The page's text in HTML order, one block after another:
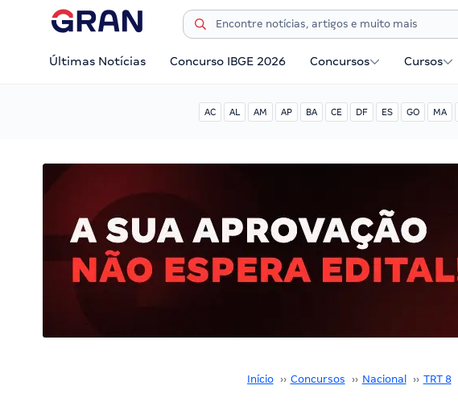
Últimas Notícias Concurso IBGE 2026 Concursos Cursos
AC AL AM AP BA CE DF ES GO MA
Início ›› Concursos ›› Nacional ›› TRT 8